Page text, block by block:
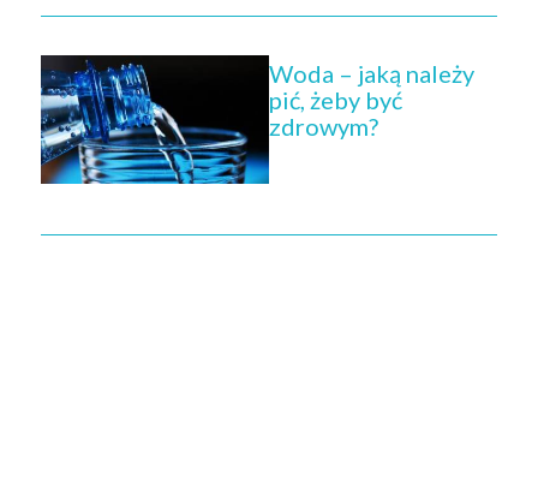
Woda – jaką należy
pić, żeby być
zdrowym?